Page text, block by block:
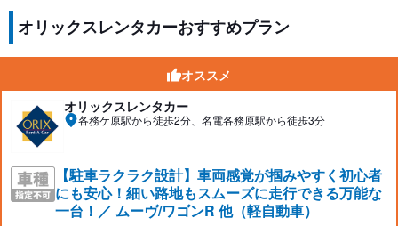
オリックスレンタカーおすすめプラン
オススメ
オリックスレンタカー
各務ケ原駅から徒歩2分、名電各務原駅から徒歩3分
【駐車ラクラク設計】車両感覚が掴みやすく初心者
にも安心！細い路地もスムーズに走行できる万能な
一台！／ ムーヴ/ワゴンR 他（軽自動車）